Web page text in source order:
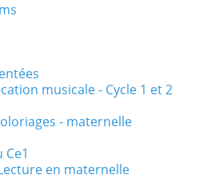
musicale - Cycle 1 et 2
- maternelle
en maternelle